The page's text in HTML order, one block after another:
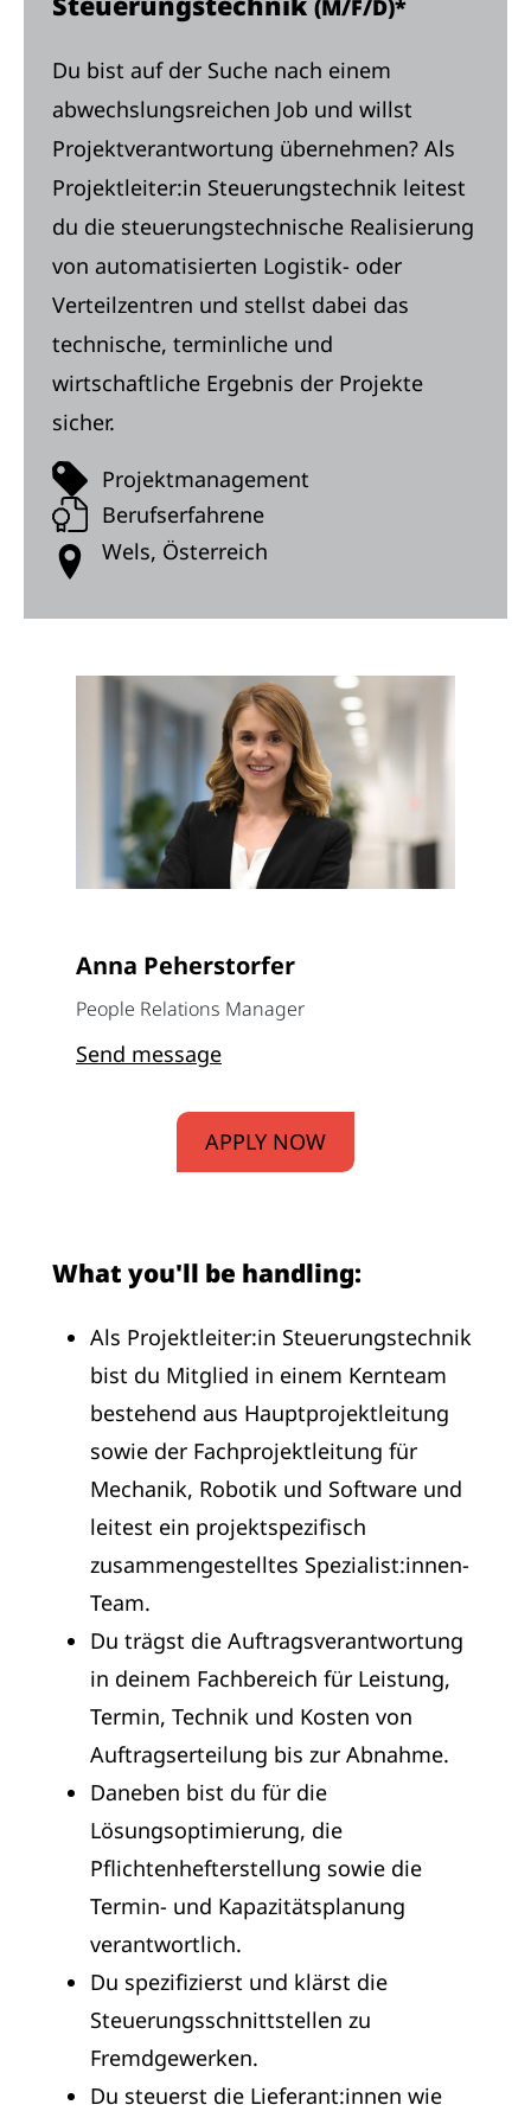
(M/F/D)*
Du bist auf der Suche nach einem
abwechslungsreichen Job und willst
Projektverantwortung übernehmen? Als
Projektleiter:in Steuerungstechnik leitest
du die steuerungstechnische Realisierung
von automatisierten Logistik- oder
Verteilzentren und stellst dabei das
technische, terminliche und
wirtschaftliche Ergebnis der Projekte
sicher.
Projektmanagement
Berufserfahrene
Wels, Österreich
Anna Peherstorfer
People Relations Manager
Send message
APPLY NOW
What you'll be handling:
Als Projektleiter:in Steuerungstechnik
bist du Mitglied in einem Kernteam
bestehend aus Hauptprojektleitung
sowie der Fachprojektleitung für
Mechanik, Robotik und Software und
leitest ein projektspezifisch
zusammengestelltes Spezialist:innen-
Team.
Du trägst die Auftragsverantwortung
in deinem Fachbereich für Leistung,
Termin, Technik und Kosten von
Auftragserteilung bis zur Abnahme.
Daneben bist du für die
Lösungsoptimierung, die
Pflichtenhefterstellung sowie die
Termin- und Kapazitätsplanung
verantwortlich.
Du spezifizierst und klärst die
Steuerungsschnittstellen zu
Fremdgewerken.
Du steuerst die Lieferant:innen wie